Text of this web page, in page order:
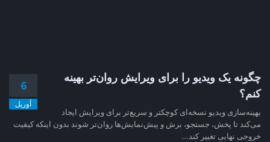
6
آوریل
چگونه یک ویدیو را برای ویرایش روان‌تر بهینه
کنم؟
بهینه‌سازی ویدیو نسخه‌ای کوچکتر و سریع‌تر برای ویرایش ایجاد
می‌کند تا پخش، جستجو، برش و پیش‌نمایش‌ها روان‌تر شوند بدون اینکه کیفیت
خروجی نهایی تغییر کند....